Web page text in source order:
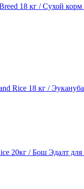
18 кг / Сухой
Rice 18 кг /
20кг / Бош Эдалт для